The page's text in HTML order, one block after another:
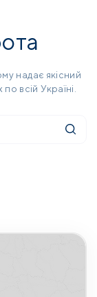
надає якісний
всій Україні.